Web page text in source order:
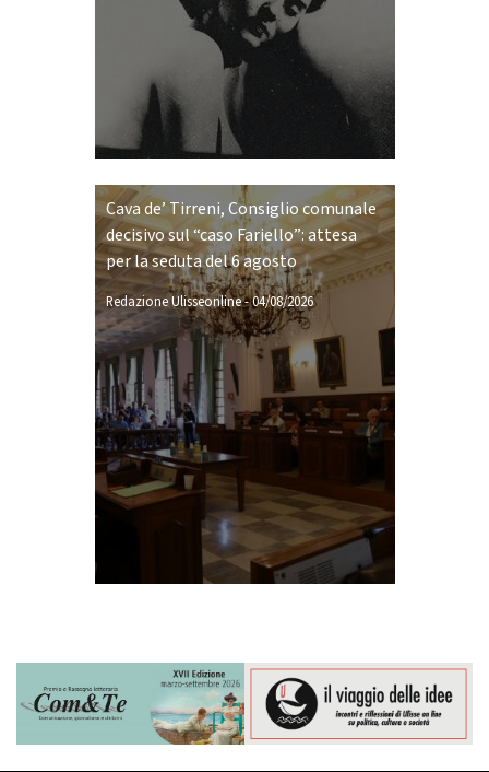
Cava de’ Tirreni, Consiglio comunale
decisivo sul “caso Fariello”: attesa
per la seduta del 6 agosto
Redazione Ulisseonline-04/08/2026